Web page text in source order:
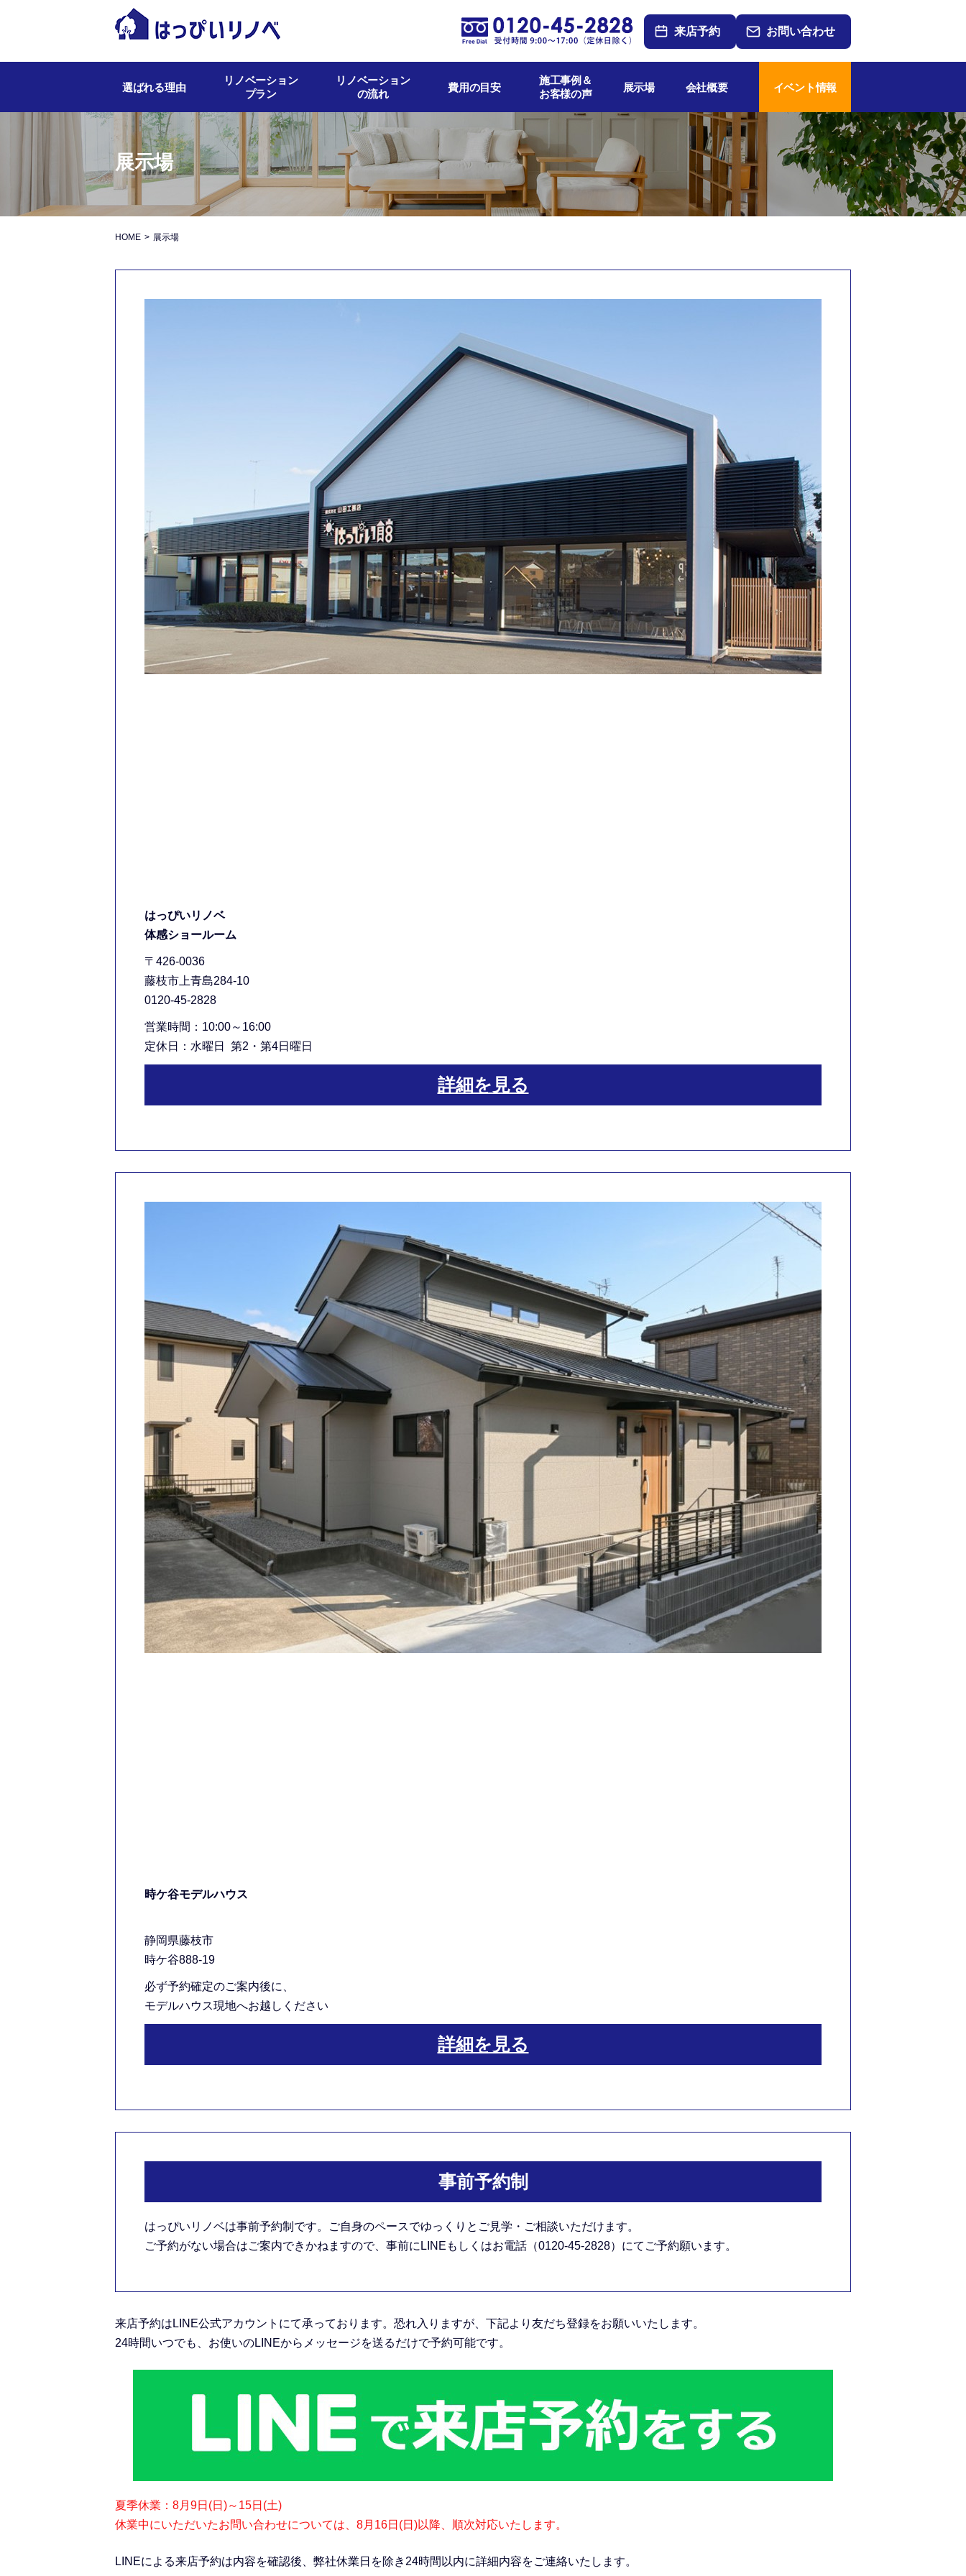
来店予約 お問い合わせ
選ばれる理由
リノベーション
プラン
リノベーション
の流れ
費用の目安
施工事例＆
お客様の声
展示場 会社概要 イベント情報
展示場
HOME 展示場
はっぴいリノベ
体感ショールーム
〒426-0036
藤枝市上青島284-10
0120-45-2828
営業時間：10:00～16:00
定休日：水曜日 第2 ・第4日曜日
詳細を見る
時ケ谷モデルハウス
静岡県藤枝市
時ケ谷888-19
必ず予約確定のご案内後に、
モデルハウス現地へお越しください
詳細を見る
事前予約制
はっぴいリノベは事前予約制です。
ご自身のペースでゆっくりとご見学・ご相談いただけます。
ご予約がない場合はご案内できかねますので、事前にLINEもしくはお電話（0120-45-2828）にてご予約願います。
来店予約は LINE公式アカウント にて承っております。恐れ入りますが、下記より友だち登録をお願いいたします。
24時間いつでも、お使いのLINEからメッセージを送るだけで予約可能です。
夏季休業：8月9日(日)～15日(土)
休業中にいただいたお問い合わせについては、8月16日(日)以降、順次対応いたします。
LINEによる来店予約は内容を確認後、弊社休業日を除き24時間以内に詳細内容をご連絡いたします。